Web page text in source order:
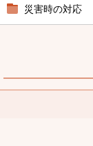
災害時の対応